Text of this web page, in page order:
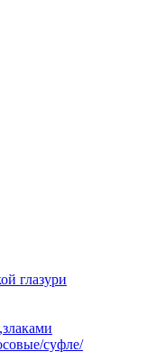
глазури
суфле/